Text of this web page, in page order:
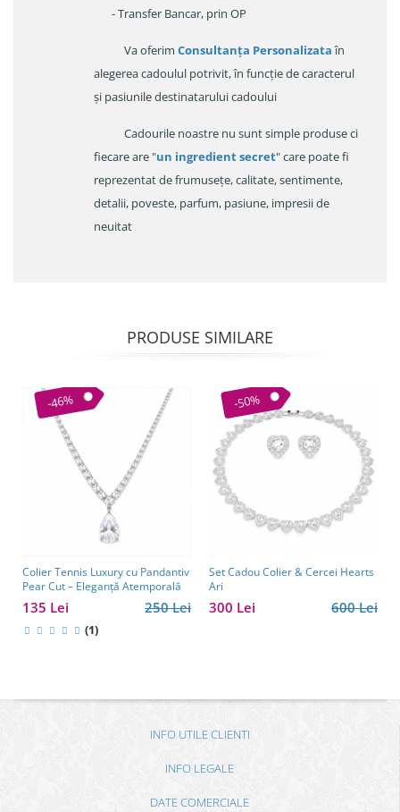
- Transfer Bancar, prin OP
Va oferim Consultanța Personalizataîn
alegerea cadoulul potrivit, în funcție de caracterul
și pasiunile destinatarului cadoului
Cadourile noastre nu sunt simple produse ci
fiecare are "un ingredient secret" care poate fi
reprezentat de frumusețe, calitate, sentimente,
detalii, poveste, parfum, pasiune, impresii de
neuitat
PRODUSE SIMILARE
-46%
Colier Tennis Luxury cu Pandantiv
Pear Cut – Eleganță Atemporală
250 Lei
135 Lei
(1)
-50%
Set Cadou Colier & Cercei Hearts
Ari
600 Lei
300 Lei
INFO UTILE CLIENTI
INFO LEGALE
DATE COMERCIALE